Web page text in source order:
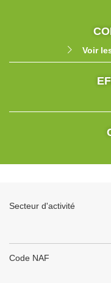
Voir
Secteur d'activité
Code NAF